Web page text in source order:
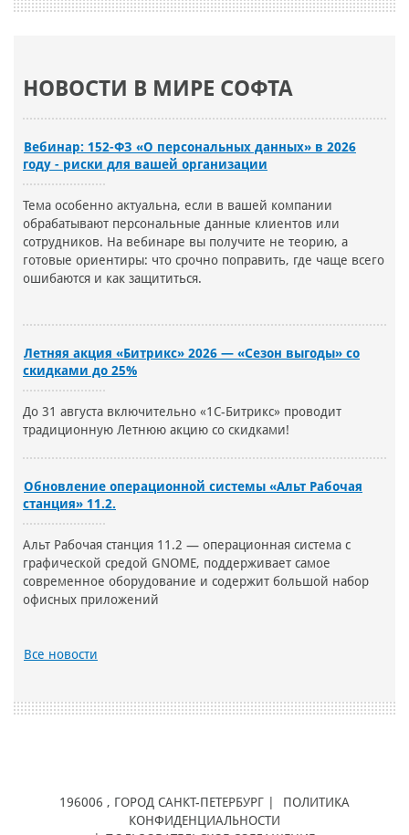
НОВОСТИ В МИРЕ СОФТА
Вебинар: 152-ФЗ «О персональных данных» в 2026
году - риски для вашей организации
Тема особенно актуальна, если в вашей компании
обрабатывают персональные данные клиентов или
сотрудников. На вебинаре вы получите не теорию, а
готовые ориентиры: что срочно поправить, где чаще всего
ошибаются и как защититься.
Летняя акция «Битрикс» 2026 — «Сезон выгоды» со
скидками до 25%
До 31 августа включительно «1С-Битрикс» проводит
традиционную Летнюю акцию со скидками!
Обновление операционной системы «Альт Рабочая
станция» 11.2.
Альт Рабочая станция 11.2 — операционная система с
графической средой GNOME, поддерживает самое
современное оборудование и содержит большой набор
офисных приложений
Все новости
196006 , ГОРОД САНКТ-ПЕТЕРБУРГ |
ПОЛИТИКА
КОНФИДЕНЦИАЛЬНОСТИ